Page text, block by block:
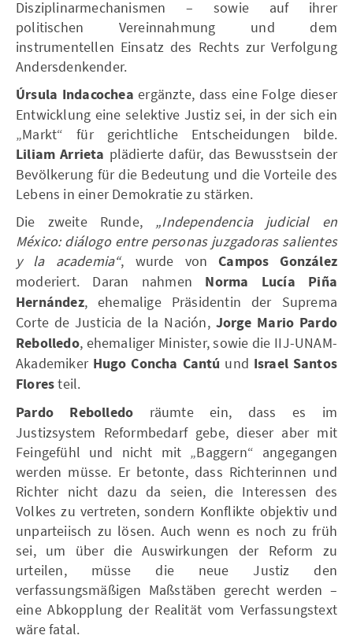
Disziplinarmechanismen – sowie auf ihrer
politischen Vereinnahmung und dem
instrumentellen Einsatz des Rechts zur Verfolgung
Andersdenkender.
Úrsula Indacochea ergänzte, dass eine Folge dieser
Entwicklung eine selektive Justiz sei, in der sich ein
„Markt“ für gerichtliche Entscheidungen bilde.
Liliam Arrieta plädierte dafür, das Bewusstsein der
Bevölkerung für die Bedeutung und die Vorteile des
Lebens in einer Demokratie zu stärken.
Die zweite Runde, „Independencia judicial en
México: diálogo entre personas juzgadoras salientes
y la academia“, wurde vonCampos González
moderiert. Daran nahmen Norma Lucía Piña
Hernández, ehemalige Präsidentin der Suprema
Corte de Justicia de la Nación, Jorge Mario Pardo
Rebolledo, ehemaliger Minister, sowie die IIJ-UNAM-
Akademiker Hugo Concha Cantú und Israel Santos
Floresteil.
Pardo Rebolledo räumte ein, dass es im
Justizsystem Reformbedarf gebe, dieser aber mit
Feingefühl und nicht mit „Baggern“ angegangen
werden müsse. Er betonte, dass Richterinnen und
Richter nicht dazu da seien, die Interessen des
Volkes zu vertreten, sondern Konflikte objektiv und
unparteiisch zu lösen. Auch wenn es noch zu früh
sei, um über die Auswirkungen der Reform zu
urteilen, müsse die neue Justiz den
verfassungsmäßigen Maßstäben gerecht werden –
eine Abkopplung der Realität vom Verfassungstext
wäre fatal.